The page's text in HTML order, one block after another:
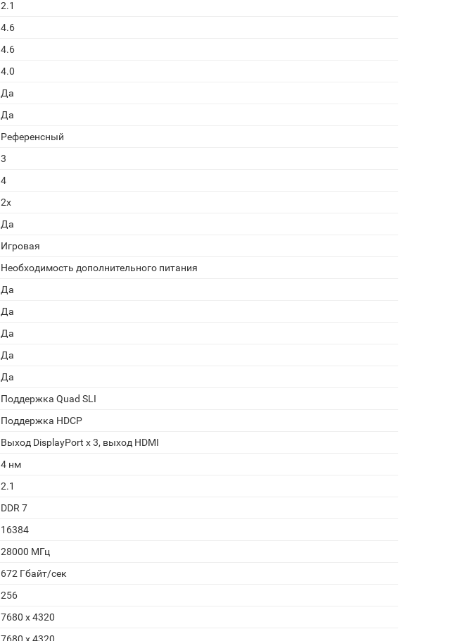
2.1
4.6
4.6
4.0
Да
Да
Референсный
3
4
2x
Да
Игровая
Необходимость дополнительного питания
Да
Да
Да
Да
Да
Поддержка Quad SLI
Поддержка HDCP
Выход DisplayPort x 3, выход HDMI
4 нм
2.1
DDR 7
16384
28000 МГц
672 Гбайт/сек
256
7680 x 4320